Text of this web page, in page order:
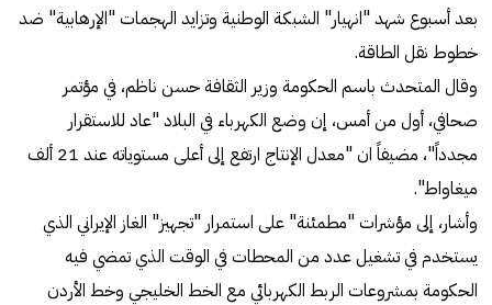
بعد أسبوع شهد "انهيار" الشبكة الوطنية وتزايد الهجمات "الإرهابية" ضد
خطوط نقل الطاقة.
وقال المتحدث باسم الحكومة وزير الثقافة حسن ناظم، في مؤتمر
صحافي، أول من أمس، إن وضع الكهرباء في البلاد "عاد للاستقرار
مجدداً"، مضيفاً ان "معدل الإنتاج ارتفع إلى أعلى مستوياته عند 21 ألف
ميغاواط".
وأشار، إلى مؤشرات "مطمئنة" على استمرار "تجهيز" الغاز الإيراني الذي
يستخدم في تشغيل عدد من المحطات في الوقت الذي تمضي فيه
الحكومة بمشروعات الربط الكهربائي مع الخط الخليجي وخط الأردن